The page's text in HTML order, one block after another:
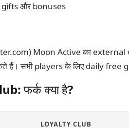
gifts और bonuses
Moon Active का external
हैं। सभी players के लिए daily free
फर्क क्या है?
LOYALTY CLUB